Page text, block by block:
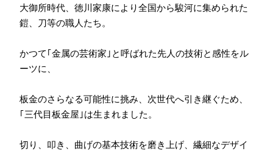
大御所時代、徳川家康により全国から駿河に集められた
鎧、刀等の職人たち。
かつて｢金属の芸術家｣と呼ばれた先人の技術と感性をル
ーツに、
板金のさらなる可能性に挑み、次世代へ引き継ぐため、
｢三代目板金屋｣は生まれました。
切り、叩き、曲げの基本技術を磨き上げ、繊細なデザイ